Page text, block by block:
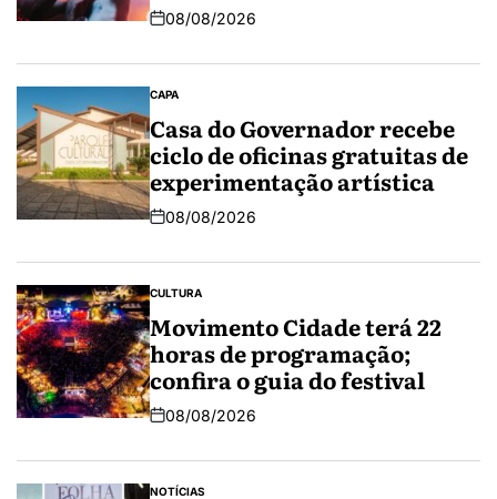
08/08/2026
CAPA
Casa do Governador recebe
ciclo de oficinas gratuitas de
experimentação artística
08/08/2026
CULTURA
Movimento Cidade terá 22
horas de programação;
confira o guia do festival
08/08/2026
NOTÍCIAS